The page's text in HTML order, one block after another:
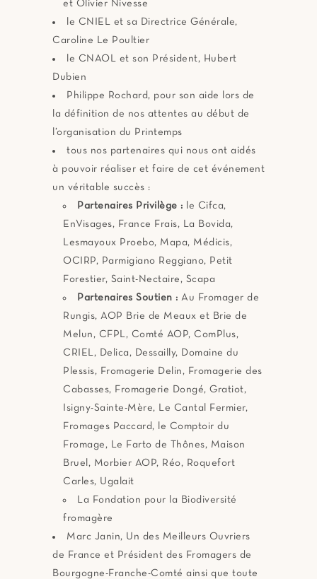
et Olivier Nivesse
le CNIEL et sa Directrice Générale,
Caroline Le Poultier
le CNAOL et son Président, Hubert
Dubien
Philippe Rochard, pour son aide lors de
la définition de nos attentes au début de
l’organisation du Printemps
tous nos partenaires qui nous ont aidés
à pouvoir réaliser et faire de cet événement
un véritable succès :
Partenaires Privilège :
le Cifca,
EnVisages, France Frais, La Bovida,
Lesmayoux Proebo, Mapa, Médicis,
OCIRP, Parmigiano Reggiano, Petit
Forestier, Saint-Nectaire, Scapa
Partenaires Soutien : Au Fromager de
Rungis, AOP Brie de Meaux et Brie de
Melun, CFPL, Comté AOP, ComPlus,
CRIEL, Delica, Dessailly, Domaine du
Plessis, Fromagerie Delin, Fromagerie des
Cabasses, Fromagerie Dongé, Gratiot,
Isigny-Sainte-Mère, Le Cantal Fermier,
Fromages Paccard, le Comptoir du
Fromage, Le Farto de Thônes, Maison
Bruel, Morbier AOP, Réo, Roquefort
Carles, Ugalait
La Fondation pour la Biodiversité
fromagère
Marc Janin, Un des Meilleurs Ouvriers
de France et Président des Fromagers de
Bourgogne-Franche-Comté ainsi que toute